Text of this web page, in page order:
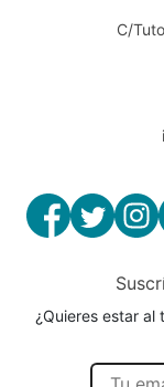
C/
¿Quieres estar